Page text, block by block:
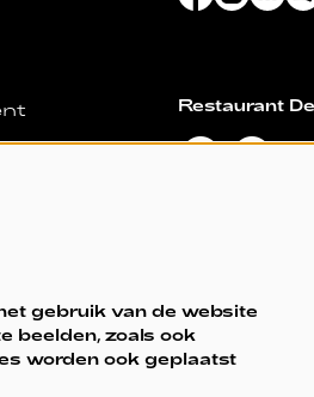
Restaurant
gebruik van de website
beelden, zoals ook
worden ook geplaatst